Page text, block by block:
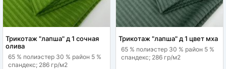
Трикотаж "лапша" д 1 сочная
олива
65 % полиэстер 30 % район 5 %
спандекс; 286 гр/м2
Трикотаж "лапша" д 1 цвет мха
65 % полиэстер 30 % район 5 %
спандекс; 286 гр/м2